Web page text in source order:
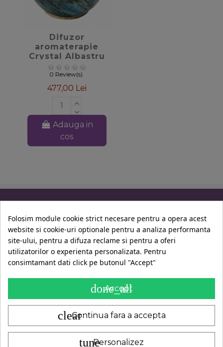
favorite_border
Difuzor
aromaterapie
Crystal Albastru
0 Review(s)
477,00 Lei
Adauga in
cos
Contul Tau
Contact
Folosim module cookie strict necesare pentru a opera acest
website si cookie-uri optionale pentru a analiza performanta
site-ului, pentru a difuza reclame si pentru a oferi
utilizatorilor o experienta personalizata. Pentru
consimtamant dati click pe butonul "Accept"
done_all
Accept
clearContinua fara a accepta
tunePersonalizez